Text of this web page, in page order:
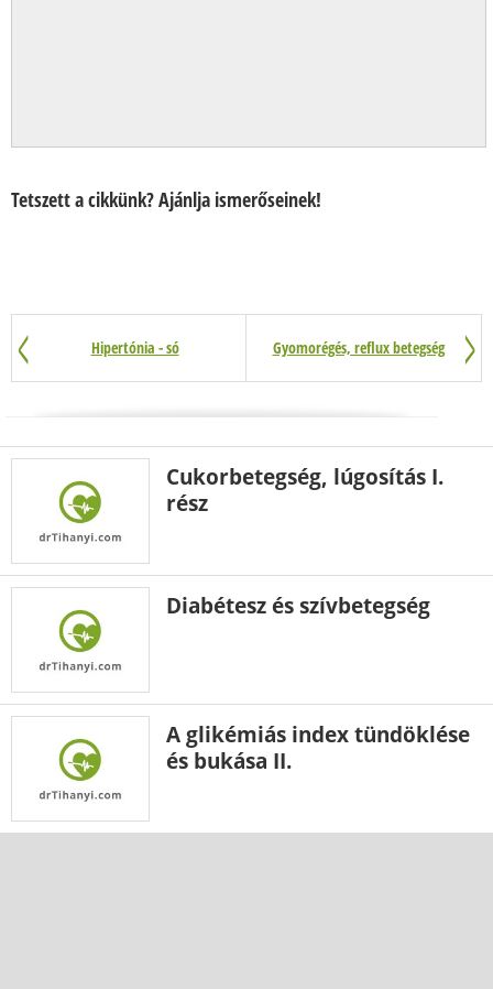
Tetszett a cikkünk? Ajánlja ismerőseinek!
Hipertónia - só Gyomorégés, reflux betegség
Cukorbetegség, lúgosítás I.
rész
Diabétesz és szívbetegség
A glikémiás index tündöklése
és bukása II.